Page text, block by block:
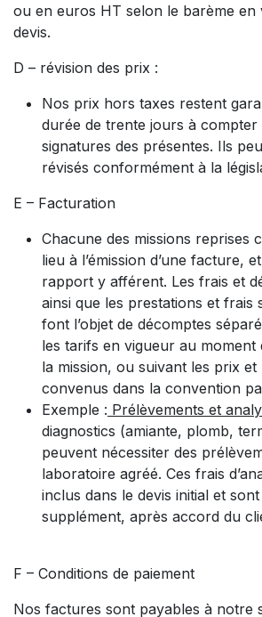
ou en euros HT selon le barème
devis.
D – révision des prix :
Nos prix hors taxes restent
durée de trente jours à compter
signatures des présentes. Ils
révisés conformément à la
E – Facturation
Chacune des missions reprises
lieu à l’émission d’une facture,
rapport y afférent. Les frais et
ainsi que les prestations et frais
font l’objet de décomptes
les tarifs en vigueur au moment
la mission, ou suivant les prix et
convenus dans la convention
Exemple : Prélèvements et
diagnostics (amiante, plomb,
peuvent nécessiter des
laboratoire agréé. Ces frais
inclus dans le devis initial et
supplément, après accord du
F – Conditions de paiement
Nos factures sont payables à notre